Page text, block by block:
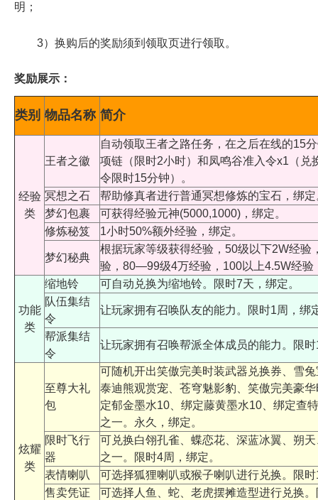
明；
3）换购后的奖励须到领取页进行领取。
奖励展示：
类别 物品名称 简介
经验
类
王者之徽
自动领取王者之路任务，在之后在线的15
项链（限时2小时）和凤鸣谷准入令x1（兑
令限时15分钟）。
冥想之石
帮助修真者进行普通冥想修炼的宝石，绑定
梦幻包裹
可获得经验元神(5000,1000)，绑定。
修炼秘笈
1小时50%额外经验，绑定。
梦幻秘典
根据玩家等级获得经验，50级以下2W经验
验，80—99级4万经验，100以上4.5W经验
功能
类
缩地铃
可自动兑换为缩地铃。限时7天，绑定。
队伍集结
令
让玩家拥有召唤队友的能力。限时1周，绑
帮派集结
令
让玩家拥有召唤帮派全体成员的能力。限
炫耀
类
至尊大礼
包
可随机开出笑傲完美时装武器兑换券、雪
泰迪熊观赏宠、苍穹魅影豹、笑傲完美豪
定郁金墨水10、绑定藤黄墨水10、绑定查
之一。永久，绑定。
限时飞行
器
可兑换白翎孔雀、蝶恋花、深蓝冰翼、朔
之一。限时4周，绑定。
表情喇叭
可选择狐狸喇叭或猴子喇叭进行兑换。限
售卖凭证
可选择人鱼、蛇、老虎摆摊造型进行兑换